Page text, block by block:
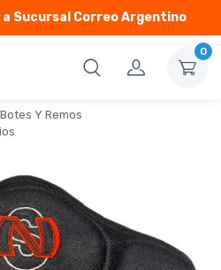
Sucursal Correo Argentino
0
Y Remos